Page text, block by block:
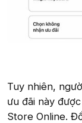
Tuy nhiên,
ưu đãi này
Store Online.